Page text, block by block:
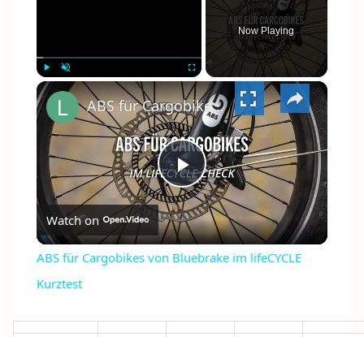
PLAY UNMUTE FULLSCREEN
Now Playing
×
PLAY
VIDEO
ABS für Cargobikes von Bluebrake im lifeCYCLE Kurztest
Watch on
ABS für Cargobikes von Bluebrake im lifeCYCLE
Kurztest